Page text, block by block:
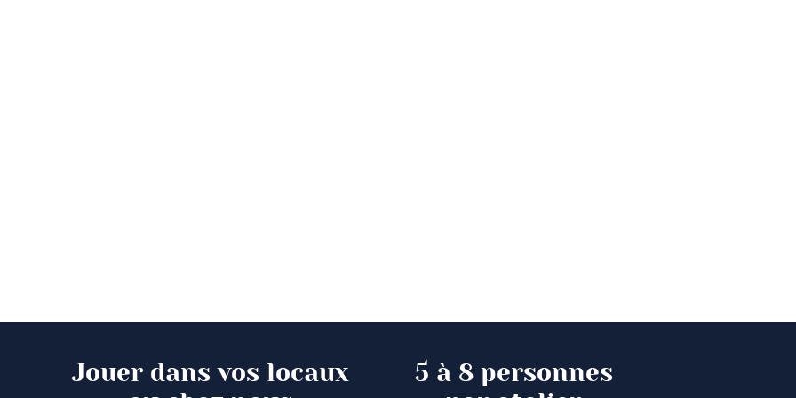
Jouer dans vos locaux
5 à 8 personnes